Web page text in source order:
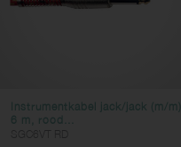
Instrumentkabel jack/jack (m/m),
6 m, rood...